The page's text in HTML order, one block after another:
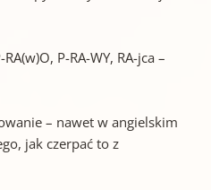
P-RA-WY, RA-jca –
– nawet w angielskim
jak czerpać to z